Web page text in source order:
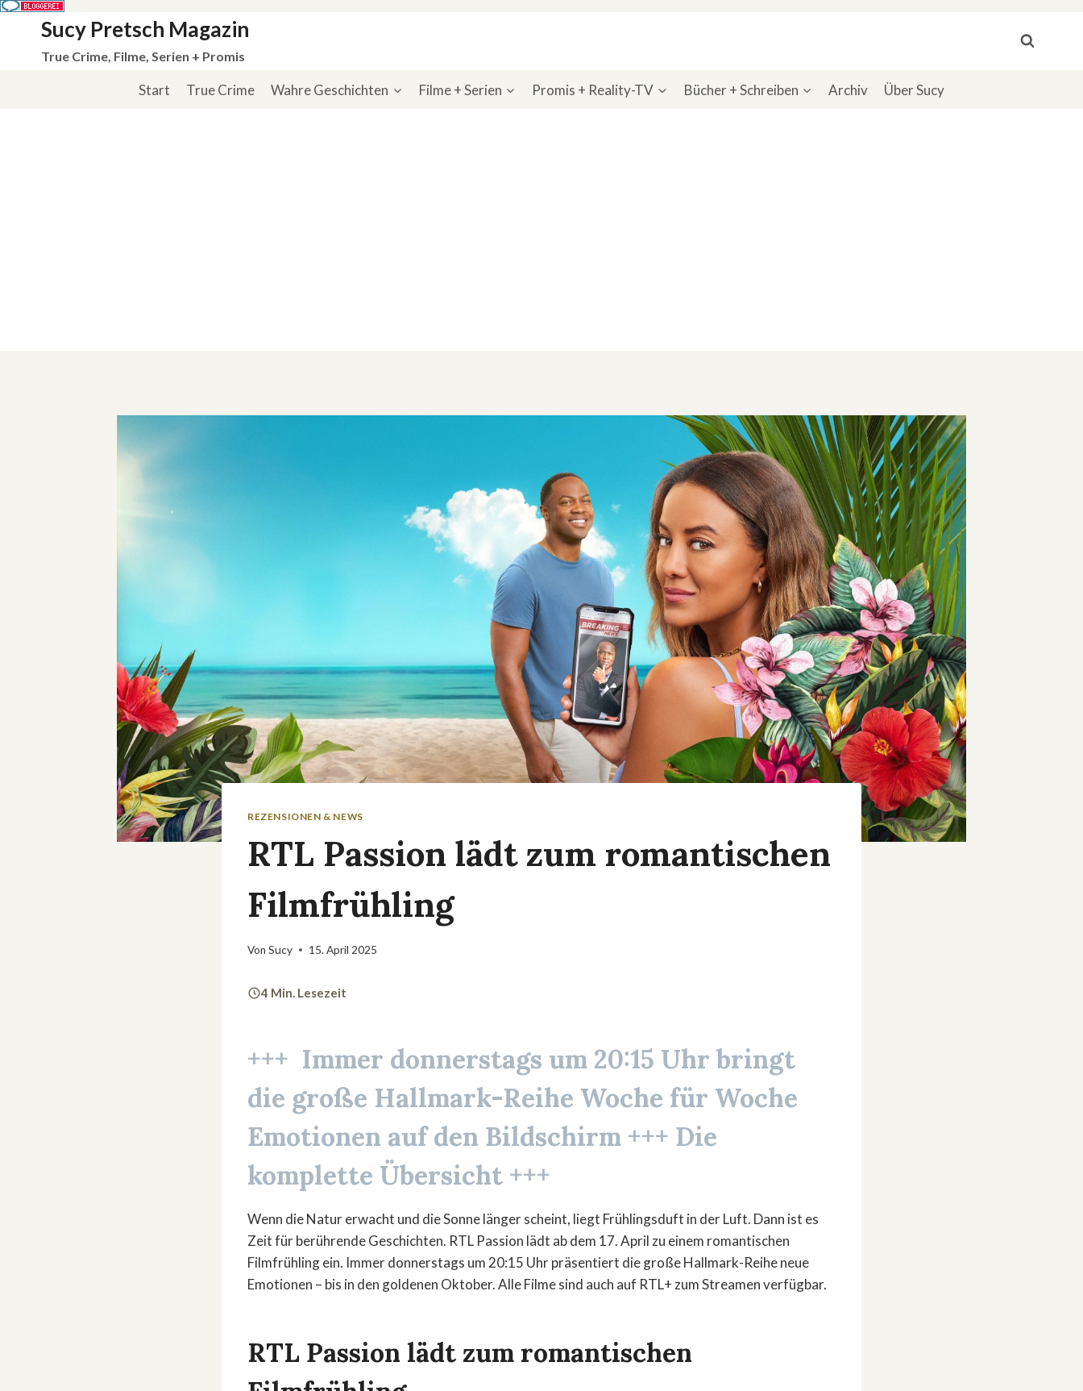
springen
Sucy Pretsch Magazin
True Crime, Filme, Serien + Promis
Start True Crime Wahre Geschichten Filme + Serien Promis + Reality-TV Bücher + Schreiben Archiv Über Sucy
REZENSIONEN & NEWS
RTL Passion lädt zum romantischen
Filmfrühling
Von Sucy 15. April 2025
4 Min. Lesezeit
+++ Immer donnerstags um 20:15 Uhr bringt
die große Hallmark-Reihe Woche für Woche
Emotionen auf den Bildschirm +++ Die
komplette Übersicht +++
Wenn die Natur erwacht und die Sonne länger scheint, liegt Frühlingsduft in der Luft. Dann ist es
Zeit für berührende Geschichten. RTL Passion lädt ab dem 17. April zu einem romantischen
Filmfrühling ein. Immer donnerstags um 20:15 Uhr präsentiert die große Hallmark-Reihe neue
Emotionen – bis in den goldenen Oktober. Alle Filme sind auch auf RTL+ zum Streamen verfügbar.
RTL Passion lädt zum romantischen